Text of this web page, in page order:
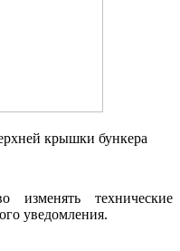
крышки бункера
технические
уведомления.